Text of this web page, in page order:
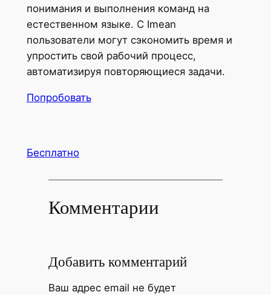
понимания и выполнения команд на
естественном языке. С Imean
пользователи могут сэкономить время и
упростить свой рабочий процесс,
автоматизируя повторяющиеся задачи.
Попробовать
Бесплатно
Комментарии
Добавить комментарий
Ваш адрес email не будет